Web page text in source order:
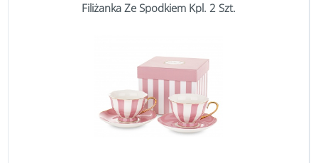
Filiżanka Ze Spodkiem Kpl. 2 Szt.